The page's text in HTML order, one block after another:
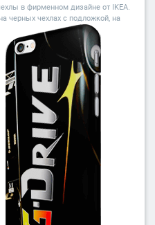
тираж
розницу
в фирменном дизайне от IKEA.
черных чехлах с подложкой, на
без подложки.